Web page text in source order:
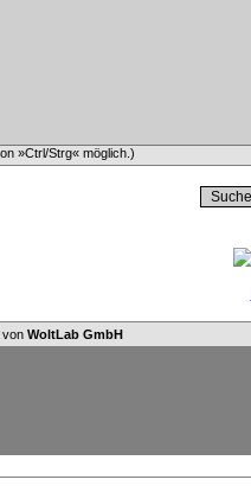
»Ctrl/Strg« möglich.)
von WoltLab GmbH